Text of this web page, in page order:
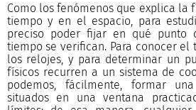
Como los fenómenos que explica la
tiempo y en el espacio, para
preciso poder fijar en qué punto
tiempo se verifican. Para conocer el
los relojes, y para determinar un
físicos recurren a un sistema de
podemos, fácilmente, formar
situados en una ventana